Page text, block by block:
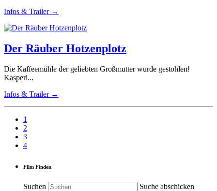
Infos & Trailer →
Der Räuber Hotzenplotz
Die Kaffeemühle der geliebten Großmutter wurde gestohlen!
Kasperl...
Infos & Trailer →
1
2
3
4
Film Finden
Suchen Suche abschicken